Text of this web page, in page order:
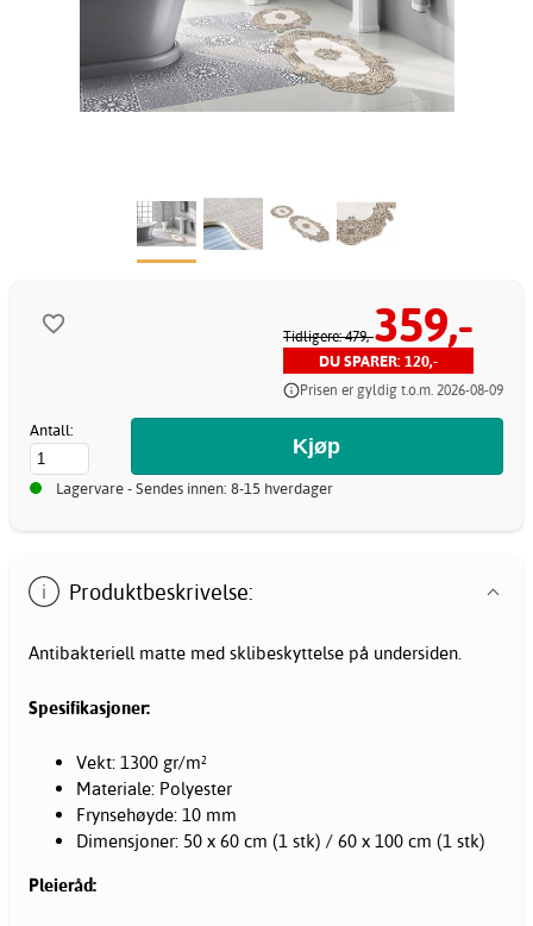
Tidligere: 479,-359,-
DU SPARER: 120,-
Prisen er gyldig t.o.m. 2026-08-09
Antall:
Lagervare - Sendes innen: 8-15 hverdager
Produktbeskrivelse:
Antibakteriell matte med sklibeskyttelse på undersiden.
Spesifikasjoner:
Vekt: 1300 gr/m²
Materiale: Polyester
Frynsehøyde: 10 mm
Dimensjoner: 50 x 60 cm (1 stk) / 60 x 100 cm (1 stk)
Pleieråd: